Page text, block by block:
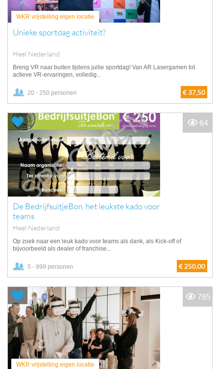
WKR vrijstelling eigen locatie
Unieke sportdag activiteit?
Heel Nederland
Breng VR naar buiten tijdens jullie sportdag! Van AR Lasergamen tot
actieve VR-ervaringen, volledig...
20 - 250 personen € 37,50
De BedrijfsuitjeBon, het leukste kado voor
teams
Heel Nederland
Op zoek naar een leuk kado voor teams als dank, als Kick-off of
bijvoorbeeld als dealer of franchise...
5 - 999 personen € 250,00
64
WKR vrijstelling eigen locatie
785